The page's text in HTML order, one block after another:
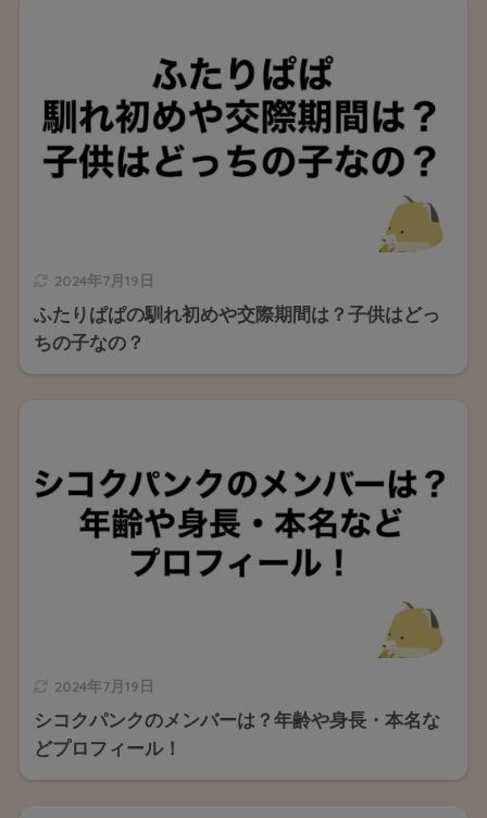
2024年7月19日
ふたりぱぱの馴れ初めや交際期間は？子供はどっ
ちの子なの？
2024年7月19日
シコクパンクのメンバーは？年齢や身長・本名な
どプロフィール！